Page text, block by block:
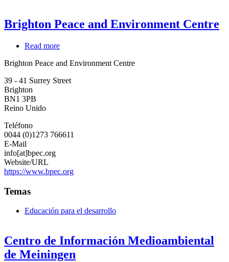
Brighton Peace and Environment Centre
Read more
Peace
Environment
Brighton Peace and Environment Centre
39 - 41 Surrey Street
Brighton
BN1 3PB
Reino Unido
Teléfono
0044 (0)1273 766611
E-Mail
info[at]bpec.org
Website/URL
https://www.bpec.org
Temas
Educación para el desarrollo
Centro de Información Medioambiental
de Meiningen